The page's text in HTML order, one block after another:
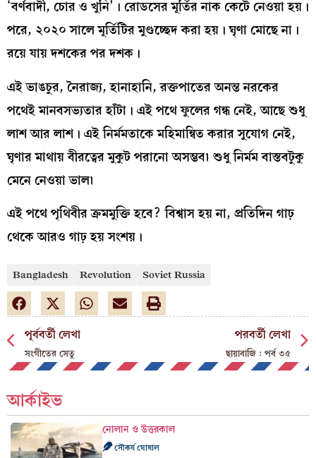
‘বর্ণবাদী, চোর ও খুনি’। রোডসের মূর্তির নাক কেটে নেওয়া হয়।
পরে, ২০২০ সালে মূর্তিটির মুণ্ডচ্ছেদ করা হয়। ঘৃণা মোছে না।
রয়ে যায় দশকের পর দশক।
এই ভাঙচুর, নৈরাজ্য, হানাহানি, রক্তপাতের অনন্ত নরকের
পথেই মানবসভ্যতার হাঁটা। এই পথে ফুলের গন্ধ নেই, আছে শুধু
লাশ আর লাশ। এই নির্মমতাকে মহিমান্বিত করার সুযোগ নেই,
ঘৃণার মাথায় বীরত্বের মুকুট পরানো অসম্ভব৷ শুধু নির্মম বাস্তবটুকু
মেনে নেওয়া ভাল৷
এই পথে পৃথিবীর ক্রমমুক্তি হবে? বিশ্বাস হয় না, প্রতিদিন গাঢ়
থেকে আরও গাঢ় হয় সংশয়।
Bangladesh Revolution Soviet Russia
পূর্ববর্তী লেখা
সংগীতের সেতু
পরবর্তী লেখা
ছায়াবাজি : পর্ব ৩৫
আর্কাইভ
নোলান ও উত্তরকাল
সৌকর্য ঘোষাল